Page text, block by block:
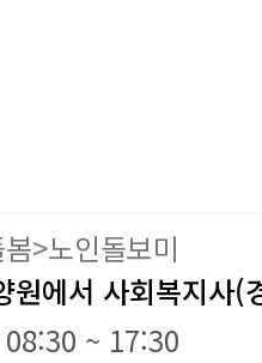
>노인돌보미
원에서 사회복지사(
~ 17:30